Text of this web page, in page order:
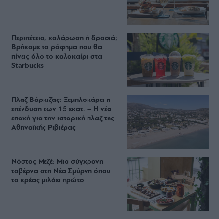
Περιπέτεια, χαλάρωση ή δροσιά;
Βρήκαμε το ρόφημα που θα
πίνεις όλο το καλοκαίρι στα
Starbucks
Πλαζ Βάρκιζας: Ξεμπλοκάρει η
επένδυση των 15 εκατ. – Η νέα
εποχή για την ιστορική πλαζ της
Αθηναϊκής Ριβιέρας
Νόστος Μεζέ: Μια σύγχρονη
ταβέρνα στη Νέα Σμύρνη όπου
το κρέας μιλάει πρώτο